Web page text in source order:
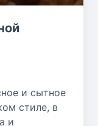
и сытное
стиле, в
и